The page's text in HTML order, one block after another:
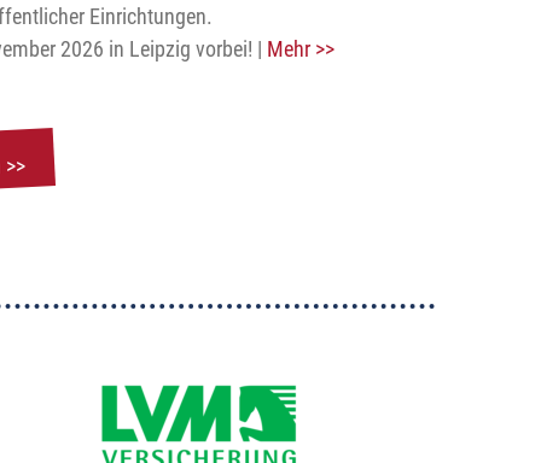
Einrichtungen.
2026 in Leipzig vorbei! | Mehr >>